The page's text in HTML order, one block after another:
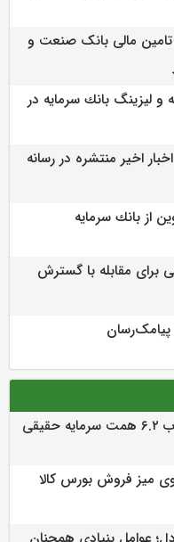
تامین مالی بانک صنعت و
و ليزينگ بانك سرمايه در
اخیر منتشره در رسانه
از بانك سرمايه
برای مقابله با گسترش
میز فروش بورس کالا